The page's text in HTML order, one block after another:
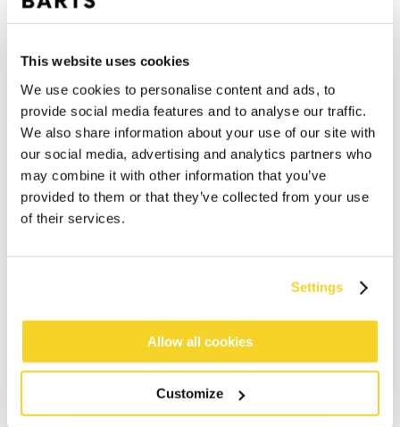
This website uses cookies
We use cookies to personalise content and ads, to
provide social media features and to analyse our traffic.
We also share information about your use of our site with
our social media, advertising and analytics partners who
may combine it with other information that you’ve
provided to them or that they’ve collected from your use
of their services.
Settings
Allow all cookies
Customize
KLEURlipstick
IN WINKELWAGEN
Bestellingen die op werkdagen vóór 12:00 uur
Gratis verzending voor orders boven € 50,- binnen
BESCHRIJVING
De Clownzy Oorwarmers zijn gemaakt van 100%